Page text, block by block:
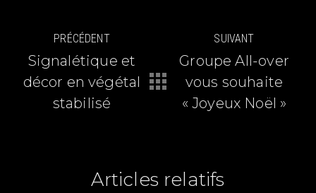
Navigation
article
PRÉCÉDENT
Article
précédent
Signalétique et
décor en végétal
stabilisé
SUIVANT
Article
suivant
Groupe All-over
vous souhaite
« Joyeux Noël »
Articles relatifs